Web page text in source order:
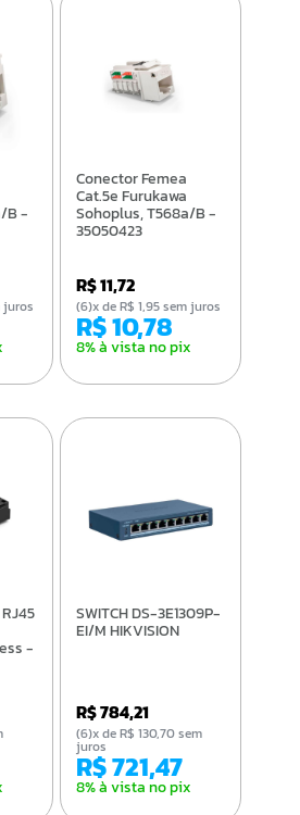
B -
juros
Conector Femea
Cat.5e Furukawa
Sohoplus, T568a/B -
35050423
R$ 11,72
R$ 10,78
8% à vista no pix
(6)x de R$ 1,95 sem juros
-
SWITCH DS-3E1309P-
EI/M HIKVISION
R$ 784,21
R$ 721,47
8% à vista no pix
(6)x de R$ 130,70 sem
juros